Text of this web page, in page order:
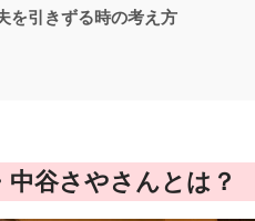
を引きずる時の考え方
谷さやさんとは？